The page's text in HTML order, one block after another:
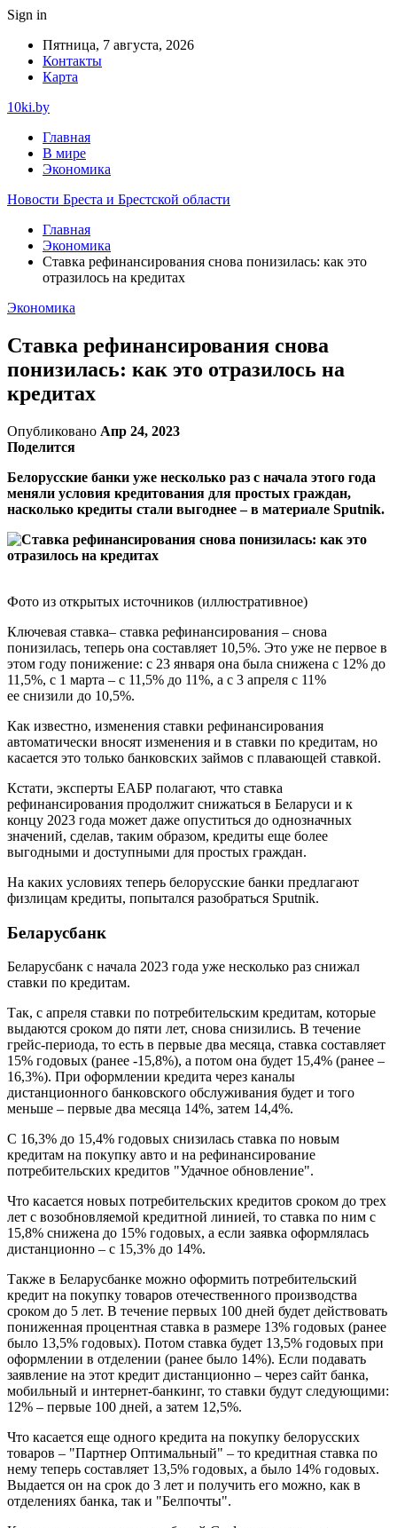
Sign in
Пятница, 7 августа, 2026
Контакты
Карта
10ki.by
Главная
В мире
Экономика
Новости Бреста и Брестской области
Главная
Экономика
Ставка рефинансирования снова понизилась: как это
отразилось на кредитах
Экономика
Ставка рефинансирования снова
понизилась: как это отразилось на
кредитах
Опубликовано Апр 24, 2023
Поделится
Белорусские банки уже несколько раз с начала этого года
меняли условия кредитования для простых граждан,
насколько кредиты стали выгоднее – в материале Sputnik.
Фото из открытых источников (иллюстративное)
Ключевая ставка– ставка рефинансирования – снова
понизилась, теперь она составляет 10,5%. Это уже не первое в
этом году понижение: с 23 января она была снижена с 12% до
11,5%, с 1 марта – с 11,5% до 11%, а с 3 апреля с 11%
ее снизили до 10,5%.
Как известно, изменения ставки рефинансирования
автоматически вносят изменения и в ставки по кредитам, но
касается это только банковских займов с плавающей ставкой.
Кстати, эксперты ЕАБР полагают, что ставка
рефинансирования продолжит снижаться в Беларуси и к
концу 2023 года может даже опуститься до однозначных
значений, сделав, таким образом, кредиты еще более
выгодными и доступными для простых граждан.
На каких условиях теперь белорусские банки предлагают
физлицам кредиты, попытался разобраться Sputnik.
Беларусбанк
Беларусбанк с начала 2023 года уже несколько раз снижал
ставки по кредитам.
Так, с апреля ставки по потребительским кредитам, которые
выдаются сроком до пяти лет, снова снизились. В течение
грейс-периода, то есть в первые два месяца, ставка составляет
15% годовых (ранее -15,8%), а потом она будет 15,4% (ранее –
16,3%). При оформлении кредита через каналы
дистанционного банковского обслуживания будет и того
меньше – первые два месяца 14%, затем 14,4%.
С 16,3% до 15,4% годовых снизилась ставка по новым
кредитам на покупку авто и на рефинансирование
потребительских кредитов "Удачное обновление".
Что касается новых потребительских кредитов сроком до трех
лет с возобновляемой кредитной линией, то ставка по ним с
15,8% снижена до 15% годовых, а если заявка оформлялась
дистанционно – с 15,3% до 14%.
Также в Беларусбанке можно оформить потребительский
кредит на покупку товаров отечественного производства
сроком до 5 лет. В течение первых 100 дней будет действовать
пониженная процентная ставка в размере 13% годовых (ранее
было 13,5% годовых). Потом ставка будет 13,5% годовых при
оформлении в отделении (ранее было 14%). Если подавать
заявление на этот кредит дистанционно – через сайт банка,
мобильный и интернет-банкинг, то ставки будут следующими:
12% – первые 100 дней, а затем 12,5%.
Что касается еще одного кредита на покупку белорусских
товаров – "Партнер Оптимальный" – то кредитная ставка по
нему теперь составляет 13,5% годовых, а было 14% годовых.
Выдается он на срок до 3 лет и получить его можно, как в
отделениях банка, так и "Белпочты".